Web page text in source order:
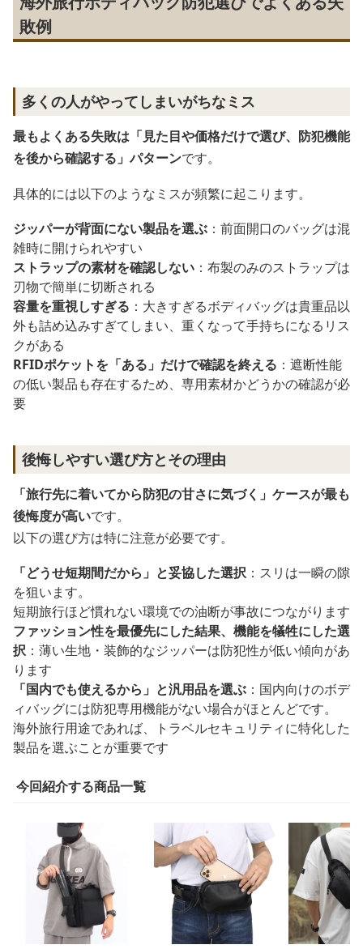
敗例
多くの人がやってしまいがちなミス
最もよくある失敗は「見た目や価格だけで選び、防犯機能
を後から確認する」パターンです。
具体的には以下のようなミスが頻繁に起こります。
ジッパーが背面にない製品を選ぶ ：前面開口のバッグは混
雑時に開けられやすい
ストラップの素材を確認しない ：布製のみのストラップは
刃物で簡単に切断される
容量を重視しすぎる ：大きすぎるボディバッグは貴重品以
外も詰め込みすぎてしまい、重くなって手持ちになるリス
クがある
RFIDポケットを「ある」だけで確認を終える ：遮断性能
の低い製品も存在するため、専用素材かどうかの確認が必
要
後悔しやすい選び方とその理由
「旅行先に着いてから防犯の甘さに気づく」ケースが最も
後悔度が高いです。
以下の選び方は特に注意が必要です。
「どうせ短期間だから」と妥協した選択 ：スリは一瞬の隙
を狙います。
短期旅行ほど慣れない環境での油断が事故につながります
ファッション性を最優先にした結果、機能を犠牲にした選
択 ：薄い生地・装飾的なジッパーは防犯性が低い傾向があ
ります
「国内でも使えるから」と汎用品を選ぶ ：国内向けのボデ
ィバッグには防犯専用機能がない場合がほとんどです。
海外旅行用途であれば、トラベルセキュリティに特化した
製品を選ぶことが重要です
今回紹介する商品一覧